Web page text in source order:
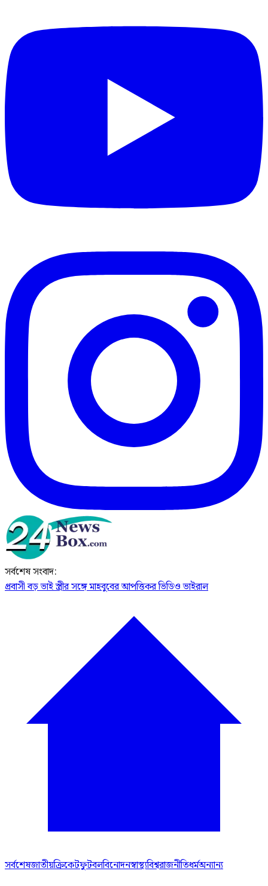
সর্বশেষ সংবাদ:
প্রবাসী বড় ভাই স্ত্রীর সঙ্গে মাহবুবের আপত্তিকর ভিডিও ভাইরাল ​
সর্বশেষজাতীয়ক্রিকেটফুটবলবিনোদনস্বাস্থ্যবিশ্বরাজনীতিধর্মঅন্যান্য